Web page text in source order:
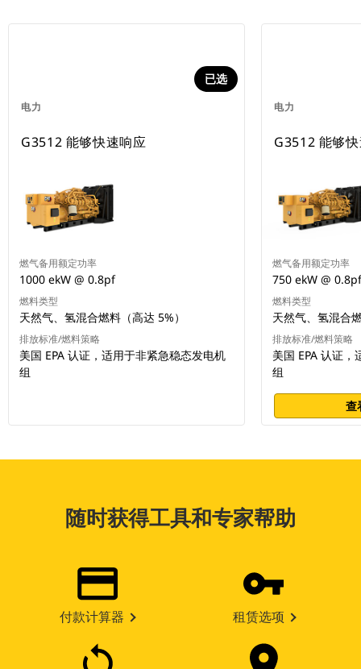
电力
已选
G3512 能够快速响应
燃气备用额定功率
1000 ekW @ 0.8pf
燃料类型
天然气、氢混合燃料（高达 5%）
排放标准/燃料策略
美国 EPA 认证，适用于非紧急稳态发电机
组
电力
G3512 能够
燃气备用额定功率
750 ekW @ 0.8pf
燃料类型
天然气、氢混合
排放标准/燃料策略
美国 EPA 认证
组
查
随时获得工具和专家帮助
付款计算器 租赁选项